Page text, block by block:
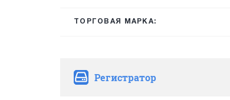
ТОРГОВАЯ МАРКА:
Регистратор